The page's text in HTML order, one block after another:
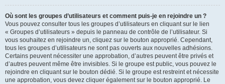
Où sont les groupes d’utilisateurs et comment puis-je en rejoindre un ?
Vous pouvez consulter tous les groupes d’utilisateurs en cliquant sur le lien
« Groupes d’utilisateurs » depuis le panneau de contrôle de l’utilisateur. Si
vous souhaitez en rejoindre un, cliquez sur le bouton approprié. Cependant,
tous les groupes d’utilisateurs ne sont pas ouverts aux nouvelles adhésions.
Certains peuvent nécessiter une approbation, d’autres peuvent être privés et
d’autres peuvent même être invisibles. Si le groupe est public, vous pouvez le
rejoindre en cliquant sur le bouton dédié. Si le groupe est restreint et nécessite
une approbation, vous devez cliquer également sur le bouton approprié. Le